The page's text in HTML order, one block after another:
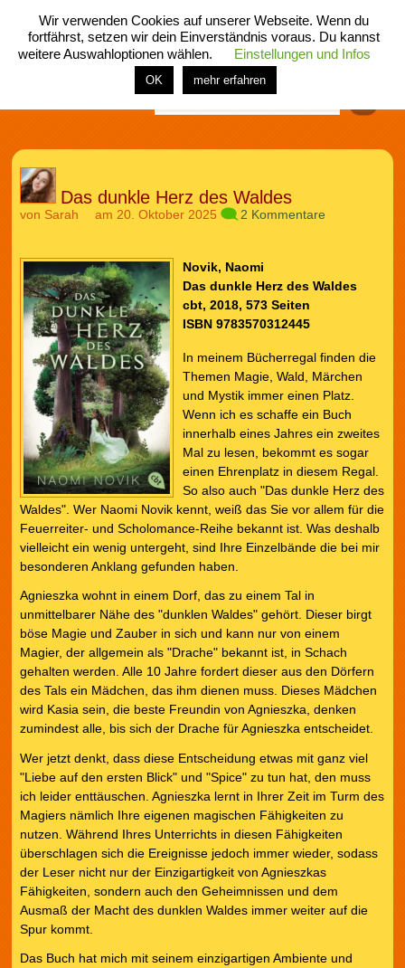
menü
home rubrik buch comic spiel fotos shop
Das dunkle Herz des Waldes
von Sarah am 20. Oktober 2025 2 Kommentare
Novik, Naomi
Das dunkle Herz des Waldes
cbt, 2018, 573 Seiten
ISBN 9783570312445
In meinem Bücherregal finden die
Themen Magie, Wald, Märchen
und Mystik immer einen Platz.
Wenn ich es schaffe ein Buch
innerhalb eines Jahres ein zweites
Mal zu lesen, bekommt es sogar
einen Ehrenplatz in diesem Regal.
So also auch "Das dunkle Herz des
Waldes". Wer Naomi Novik kennt, weiß das Sie vor allem für die
Feuerreiter- und Scholomance-Reihe bekannt ist. Was deshalb
vielleicht ein wenig untergeht, sind Ihre Einzelbände die bei mir
besonderen Anklang gefunden haben.
Agnieszka wohnt in einem Dorf, das zu einem Tal in
unmittelbarer Nähe des "dunklen Waldes" gehört. Dieser birgt
böse Magie und Zauber in sich und kann nur von einem
Magier, der allgemein als "Drache" bekannt ist, in Schach
gehalten werden. Alle 10 Jahre fordert dieser aus den Dörfern
des Tals ein Mädchen, das ihm dienen muss. Dieses Mädchen
wird Kasia sein, die beste Freundin von Agnieszka, denken
zumindest alle, bis sich der Drache für Agnieszka entscheidet.
Wer jetzt denkt, dass diese Entscheidung etwas mit ganz viel
"Liebe auf den ersten Blick" und "Spice" zu tun hat, den muss
ich leider enttäuschen. Agnieszka lernt in Ihrer Zeit im Turm des
Magiers nämlich Ihre eigenen magischen Fähigkeiten zu
nutzen. Während Ihres Unterrichts in diesen Fähigkeiten
überschlagen sich die Ereignisse jedoch immer wieder, sodass
der Leser nicht nur der Einzigartigkeit von Agnieszkas
Fähigkeiten, sondern auch den Geheimnissen und dem
Ausmaß der Macht des dunklen Waldes immer weiter auf die
Spur kommt.
Das Buch hat mich mit seinem einzigartigen Ambiente und
Wir verwenden Cookies auf unserer Webseite. Wenn du
fortfährst, setzen wir dein Einverständnis voraus. Du kannst
weitere Auswahloptionen wählen.
Einstellungen und Infos
OK mehr erfahren